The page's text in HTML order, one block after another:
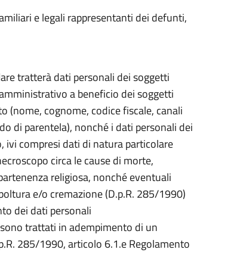
e legali rappresentanti dei defunti,
tratterà dati personali dei soggetti
a beneficio dei soggetti
cognome, codice fiscale, canali
di parentela), nonché i dati personali dei
compresi dati di natura particolare
circa le cause di morte,
religiosa, nonché eventuali
e/o cremazione (D.p.R. 285/1990)
dei dati personali
trattati in adempimento di un
285/1990, articolo 6.1.e Regolamento